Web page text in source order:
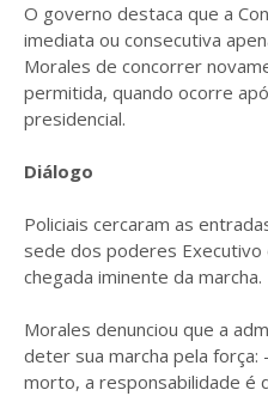
O governo destaca que a
imediata ou consecutiva
Morales de concorrer
permitida, quando ocorre
presidencial.
Diálogo
Policiais cercaram as
sede dos poderes
chegada iminente da marcha.
Morales denunciou que a
deter sua marcha pela força:
morto, a responsabilidade é